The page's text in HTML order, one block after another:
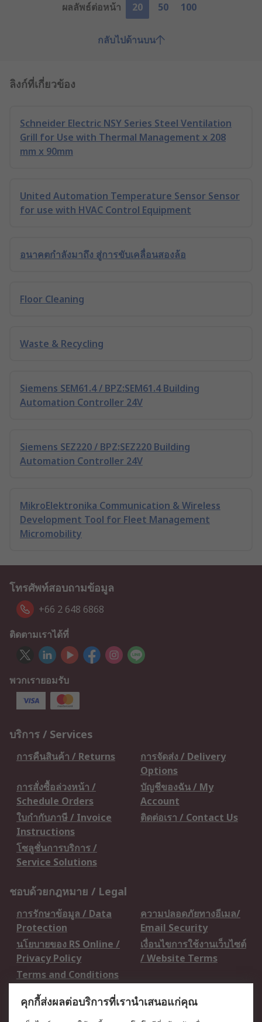
ผลลัพธ์ต่อหน้า
20 50 100
กลับไปด้านบน
ลิงก์ที่เกี่ยวข้อง
Schneider Electric NSY Series Steel Ventilation
Grill for Use with Thermal Management x 208
mm x 90mm
United Automation Temperature Sensor Sensor
for use with HVAC Control Equipment
อนาคตกำลังมาถึง สู่การขับเคลื่อนสองล้อ
Floor Cleaning
Waste & Recycling
Siemens SEM61.4 / BPZ:SEM61.4 Building
Automation Controller 24V
Siemens SEZ220 / BPZ:SEZ220 Building
Automation Controller 24V
MikroElektronika Communication & Wireless
Development Tool for Fleet Management
Micromobility
โทรศัพท์สอบถามข้อมูล
+66 2 648 6868
ติดตามเราได้ที่
พวกเรายอมรับ
บริการ / Services
การคืนสินค้า / Returns
การจัดส่ง / Delivery
Options
การสั่งซื้อล่วงหน้า /
Schedule Orders
บัญชีของฉัน / My
Account
ใบกำกับภาษี / Invoice
Instructions
ติดต่อเรา / Contact Us
โซลูชั่นการบริการ /
Service Solutions
ชอบด้วยกฎหมาย / Legal
การรักษาข้อมูล / Data
Protection
ความปลอดภัยทางอีเมล/
Email Security
นโยบายของ RS Online /
Privacy Policy
เงื่อนไขการใช้งานเว็บไซต์
/ Website Terms
Terms and Conditions
เกี่ยวกับ RS / About RS
คุกกี้ส่งผลต่อบริการที่เรานำเสนอแก่คุณ